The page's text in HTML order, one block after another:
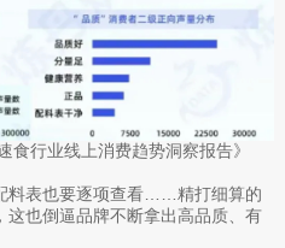
食行业线上消费趋势洞察报告》
料表也要逐项查看……精打细算的
也倒逼品牌不断拿出高品质、有